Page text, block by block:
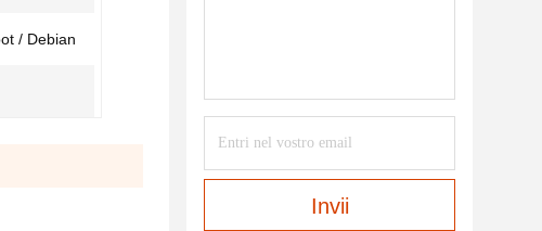
/ Debian
Invii